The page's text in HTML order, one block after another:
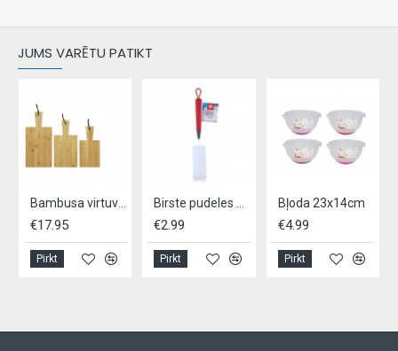
JUMS VARĒTU PATIKT
Bambusa virtuves dēļi, 3 gab
€17.95
Pirkt
Birste pudeles mazgāšanai, DIRT DEVIL,- 34cm
€2.99
Pirkt
Bļoda 23x14cm
€4.99
Pirkt